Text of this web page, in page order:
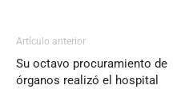
Artículo anterior
Su octavo procuramiento de
órganos realizó el hospital